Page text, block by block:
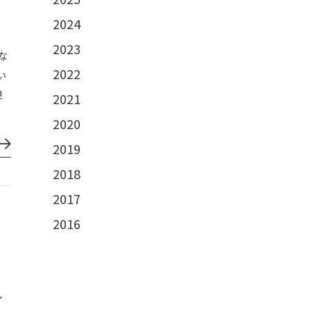
2024
2023
2022
2021
2020
2019
2018
2017
2016